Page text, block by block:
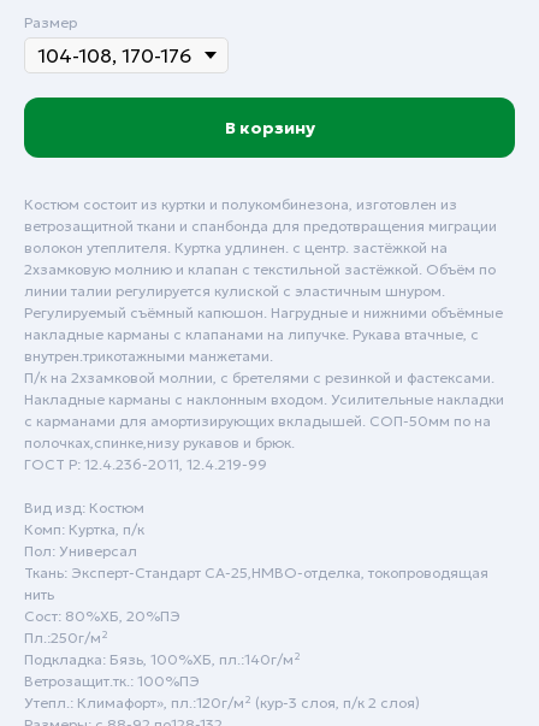
Размер
В корзину
Костюм состоит из куртки и полукомбинезона, изготовлен из
ветрозащитной ткани и спанбонда для предотвращения миграции
волокон утеплителя. Куртка удлинен. с центр. застёжкой на
2хзамковую молнию и клапан с текстильной застёжкой. Объём по
линии талии регулируется кулиской с эластичным шнуром.
Регулируемый съёмный капюшон. Нагрудные и нижними объёмные
накладные карманы с клапанами на липучке. Рукава втачные, с
внутрен.трикотажными манжетами.
П/к на 2хзамковой молнии, с бретелями с резинкой и фастексами.
Накладные карманы с наклонным входом. Усилительные накладки
с карманами для амортизирующих вкладышей. СОП-50мм по на
полочках,спинке,низу рукавов и брюк.
ГОСТ Р: 12.4.236-2011, 12.4.219-99
Вид изд: Костюм
Комп: Куртка, п/к
Пол: Универсал
Ткань: Эксперт-Стандарт СА-25,НМВО-отделка, токопроводящая
нить
Сост: 80%ХБ, 20%ПЭ
Пл.:250г/м²
Подкладка: Бязь, 100%ХБ, пл.:140г/м²
Ветрозащит.тк.: 100%ПЭ
Утепл.: Климафорт», пл.:120г/м² (кур-3 слоя, п/к 2 слоя)
Краснодар
+7 (861) 207-24-07
+7 (800) 222-78-13
info@specodezhda-krd.ru
Пн - Пт: с 9:00 до 18:00
Сб - Вск: выходной